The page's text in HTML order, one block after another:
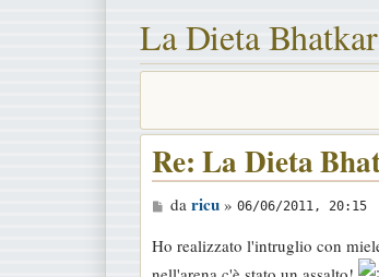
La Dieta Bhatkar
Re: La Dieta
M
s
da ricu» 06/06/2011, 20:15
Ho realizzato l'intruglio con